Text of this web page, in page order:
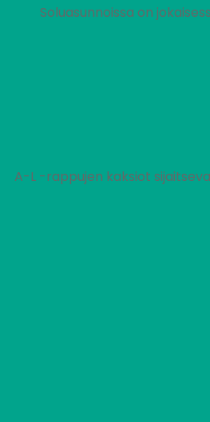
Soluasunnoissa on
A-L -rappujen kaksiot